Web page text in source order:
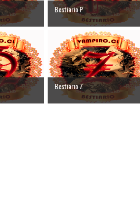
Bestiario P
Bestiario Z